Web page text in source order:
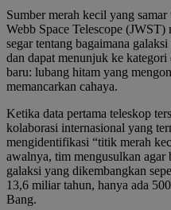
Sumber merah kecil yang samar
Webb Space Telescope (JWST)
segar tentang bagaimana
dan dapat menunjuk ke
baru: lubang hitam yang
memancarkan cahaya.
Ketika data pertama teleskop
kolaborasi internasional yang
mengidentifikasi “titik merah
awalnya, tim mengusulkan agar
galaksi yang dikembangkan
13,6 miliar tahun, hanya ada
Bang.